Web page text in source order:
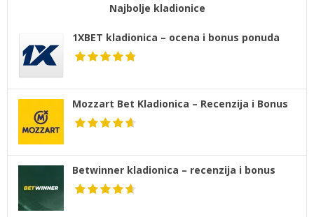
Najbolje kladionice
1XBET kladionica – ocena i bonus ponuda
Mozzart Bet Kladionica – Recenzija i Bonus
Betwinner kladionica – recenzija i bonus